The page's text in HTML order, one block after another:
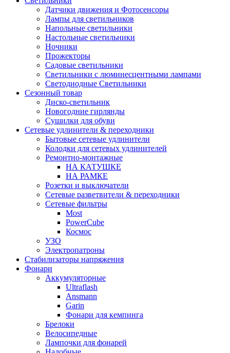
Датчики движения и Фотосенсоры
Лампы для светильников
Напольные светильники
Настольные светильники
Ночники
Прожекторы
Садовые светильники
Светильники с люминесцентными лампами
Светодиодные Светильники
Сезонный товар
Диско-светильник
Новогодние гирлянды
Сушилки для обуви
Сетевые удлинители & переходники
Бытовые сетевые удлинители
Колодки для сетевых удлинителей
Ремонтно-монтажные
НА КАТУШКЕ
НА РАМКЕ
Розетки и выключатели
Сетевые разветвители & переходники
Сетевые фильтры
Most
PowerCube
Космос
УЗО
Электропатроны
Стабилизаторы напряжения
Фонари
Аккумуляторные
Ultraflash
Ansmann
Garin
Фонари для кемпинга
Брелоки
Велосипедные
Лампочки для фонарей